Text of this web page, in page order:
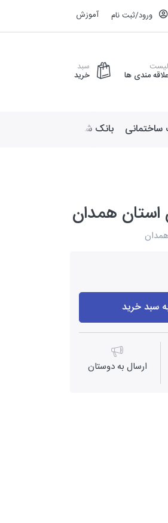
ورود/ثبت نام آموزش
لیست
علاقه مندی ها
سبد
خرید
ساختمانی بانک شماره موبایل لوازم
استان همدان
سبد خرید
ارسال به دوستان